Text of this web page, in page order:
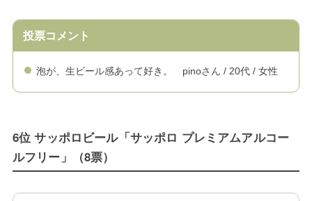
投票コメント
泡が、生ビール感あって好き。 pinoさん / 20代 / 女性
6位 サッポロビール「サッポロ プレミアムアルコー
ルフリー」（8票）